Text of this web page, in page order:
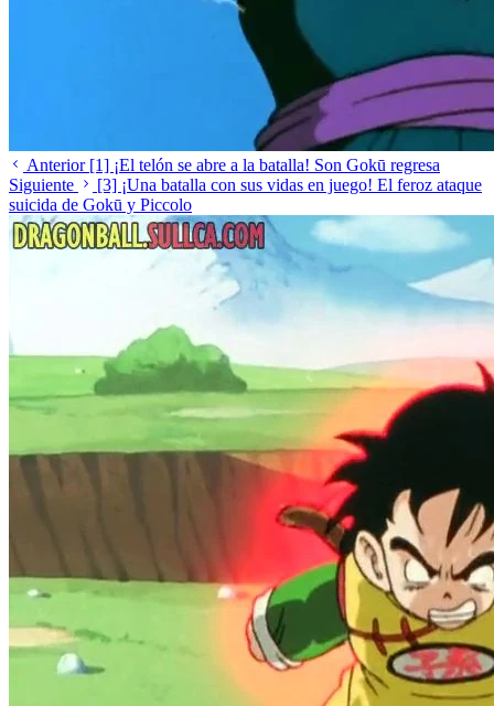
Anterior [1] ¡El telón se abre a la batalla! Son Gokū regresa
Siguiente
[3] ¡Una batalla con sus vidas en juego! El feroz ataque
suicida de Gokū y Piccolo